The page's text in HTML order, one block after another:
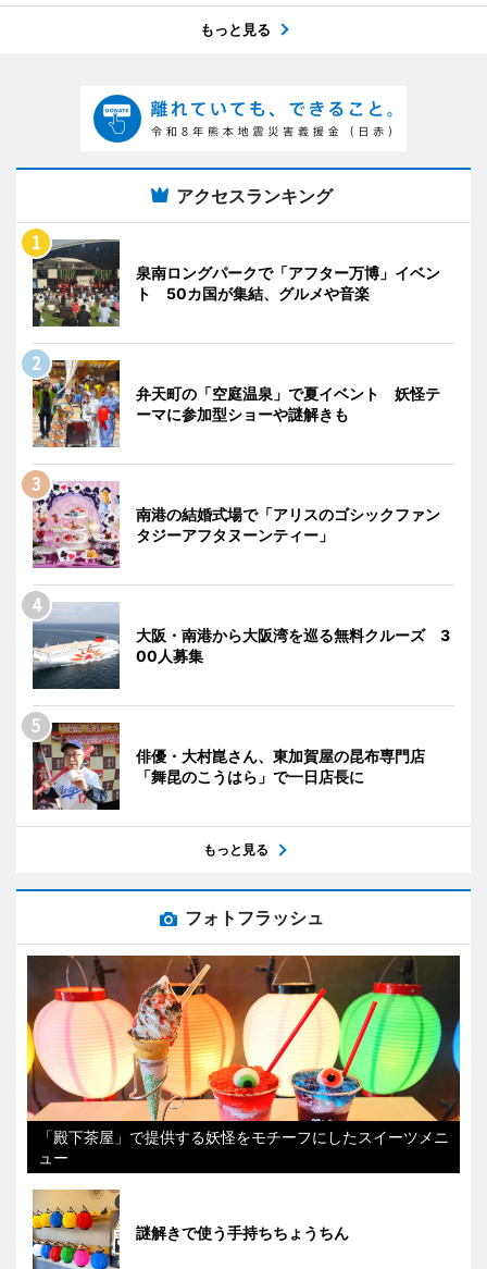
もっと見る
アクセスランキング
泉南ロングパークで「アフター万博」イベン
ト 50カ国が集結、グルメや音楽
弁天町の「空庭温泉」で夏イベント 妖怪テ
ーマに参加型ショーや謎解きも
南港の結婚式場で「アリスのゴシックファン
タジーアフタヌーンティー」
大阪・南港から大阪湾を巡る無料クルーズ 3
00人募集
俳優・大村崑さん、東加賀屋の昆布専門店
「舞昆のこうはら」で一日店長に
もっと見る
フォトフラッシュ
「殿下茶屋」で提供する妖怪をモチーフにしたスイーツメニ
ュー
謎解きで使う手持ちちょうちん